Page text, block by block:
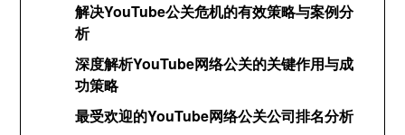
解决YouTube公关危机的有效策略与案例分
析
深度解析YouTube网络公关的关键作用与成
功策略
最受欢迎的YouTube网络公关公司排名分析